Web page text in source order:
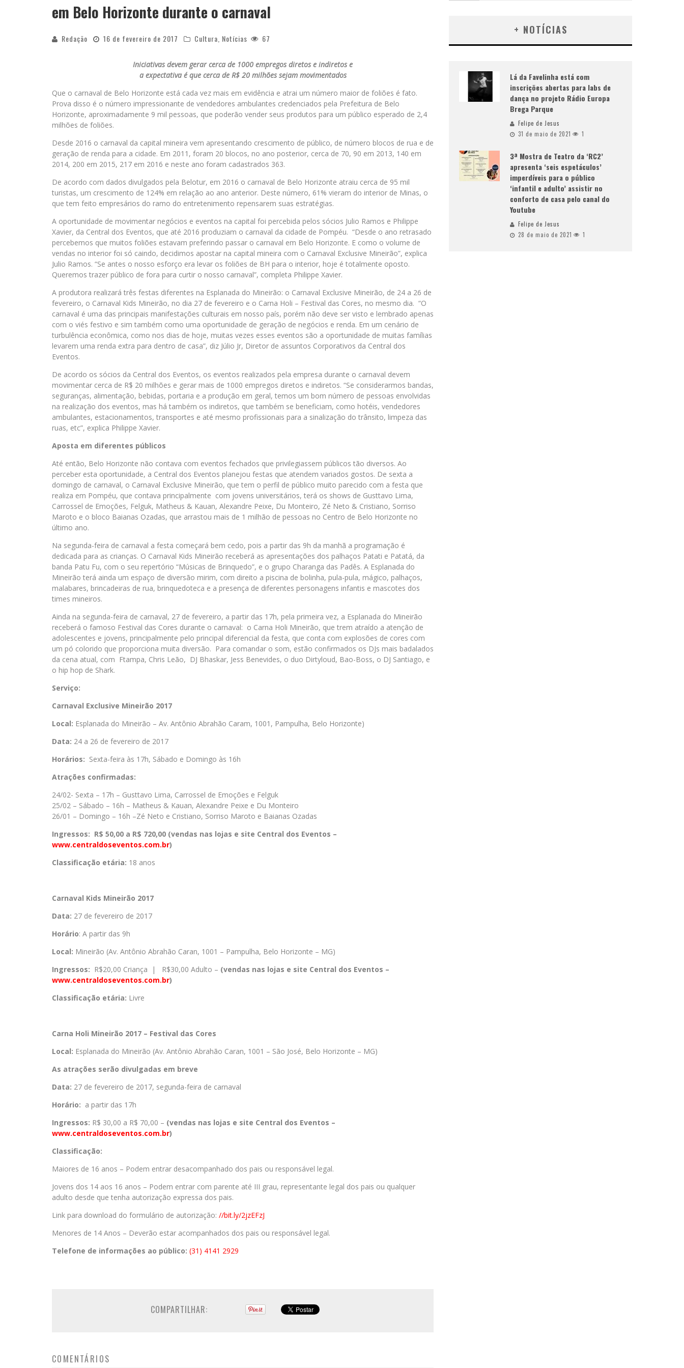
em Belo Horizonte durante o carnaval
Redação 16 de fevereiro de 2017 Cultura Notícias 67
Iniciativas devem gerar cerca de 1000 empregos diretos e indiretos e
a expectativa é que cerca de R$ 20 milhões sejam movimentados
Que o carnaval de Belo Horizonte está cada vez mais em evidência e atrai um número maior de foliões é fato.
Prova disso é o número impressionante de vendedores ambulantes credenciados pela Prefeitura de Belo
Horizonte, aproximadamente 9 mil pessoas, que poderão vender seus produtos para um público esperado de 2,4
milhões de foliões.
Desde 2016 o carnaval da capital mineira vem apresentando crescimento de público, de número blocos de rua e de
geração de renda para a cidade. Em 2011, foram 20 blocos, no ano posterior, cerca de 70, 90 em 2013, 140 em
2014, 200 em 2015, 217 em 2016 e neste ano foram cadastrados 363.
De acordo com dados divulgados pela Belotur, em 2016 o carnaval de Belo Horizonte atraiu cerca de 95 mil
turistas, um crescimento de 124% em relação ao ano anterior. Deste número, 61% vieram do interior de Minas, o
que tem feito empresários do ramo do entretenimento repensarem suas estratégias.
A oportunidade de movimentar negócios e eventos na capital foi percebida pelos sócios Julio Ramos e Philippe
Xavier, da Central dos Eventos, que até 2016 produziam o carnaval da cidade de Pompéu. “Desde o ano retrasado
percebemos que muitos foliões estavam preferindo passar o carnaval em Belo Horizonte. E como o volume de
vendas no interior foi só caindo, decidimos apostar na capital mineira com o Carnaval Exclusive Mineirão”, explica
Julio Ramos. “Se antes o nosso esforço era levar os foliões de BH para o interior, hoje é totalmente oposto.
Queremos trazer público de fora para curtir o nosso carnaval”, completa Philippe Xavier.
A produtora realizará três festas diferentes na Esplanada do Mineirão: o Carnaval Exclusive Mineirão, de 24 a 26 de
fevereiro, o Carnaval Kids Mineirão, no dia 27 de fevereiro e o Carna Holi – Festival das Cores, no mesmo dia. “O
carnaval é uma das principais manifestações culturais em nosso país, porém não deve ser visto e lembrado apenas
com o viés festivo e sim também como uma oportunidade de geração de negócios e renda. Em um cenário de
turbulência econômica, como nos dias de hoje, muitas vezes esses eventos são a oportunidade de muitas famílias
levarem uma renda extra para dentro de casa”, diz Júlio Jr, Diretor de assuntos Corporativos da Central dos
Eventos.
De acordo os sócios da Central dos Eventos, os eventos realizados pela empresa durante o carnaval devem
movimentar cerca de R$ 20 milhões e gerar mais de 1000 empregos diretos e indiretos. “Se considerarmos bandas,
seguranças, alimentação, bebidas, portaria e a produção em geral, temos um bom número de pessoas envolvidas
na realização dos eventos, mas há também os indiretos, que também se beneficiam, como hotéis, vendedores
ambulantes, estacionamentos, transportes e até mesmo profissionais para a sinalização do trânsito, limpeza das
ruas, etc”, explica Philippe Xavier.
Aposta em diferentes públicos
Até então, Belo Horizonte não contava com eventos fechados que privilegiassem públicos tão diversos. Ao
perceber esta oportunidade, a Central dos Eventos planejou festas que atendem variados gostos. De sexta a
domingo de carnaval, o Carnaval Exclusive Mineirão, que tem o perfil de público muito parecido com a festa que
realiza em Pompéu, que contava principalmente com jovens universitários, terá os shows de Gusttavo Lima,
Carrossel de Emoções, Felguk, Matheus & Kauan, Alexandre Peixe, Du Monteiro, Zé Neto & Cristiano, Sorriso
Maroto e o bloco Baianas Ozadas, que arrastou mais de 1 milhão de pessoas no Centro de Belo Horizonte no
último ano.
Na segunda-feira de carnaval a festa começará bem cedo, pois a partir das 9h da manhã a programação é
dedicada para as crianças. O Carnaval Kids Mineirão receberá as apresentações dos palhaços Patati e Patatá, da
banda Patu Fu, com o seu repertório “Músicas de Brinquedo”, e o grupo Charanga das Padês. A Esplanada do
Mineirão terá ainda um espaço de diversão mirim, com direito a piscina de bolinha, pula-pula, mágico, palhaços,
malabares, brincadeiras de rua, brinquedoteca e a presença de diferentes personagens infantis e mascotes dos
times mineiros.
Ainda na segunda-feira de carnaval, 27 de fevereiro, a partir das 17h, pela primeira vez, a Esplanada do Mineirão
receberá o famoso Festival das Cores durante o carnaval: o Carna Holi Mineirão, que trem atraído a atenção de
adolescentes e jovens, principalmente pelo principal diferencial da festa, que conta com explosões de cores com
um pó colorido que proporciona muita diversão. Para comandar o som, estão confirmados os DJs mais badalados
da cena atual, com Ftampa, Chris Leão, DJ Bhaskar, Jess Benevides, o duo Dirtyloud, Bao-Boss, o DJ Santiago, e
o hip hop de Shark.
Serviço:
Carnaval Exclusive Mineirão 2017
Local: Esplanada do Mineirão – Av. Antônio Abrahão Caram, 1001, Pampulha, Belo Horizonte)
Data: 24 a 26 de fevereiro de 2017
Horários: Sexta-feira às 17h, Sábado e Domingo às 16h
Atrações confirmadas:
24/02- Sexta – 17h – Gusttavo Lima, Carrossel de Emoções e Felguk
25/02 – Sábado – 16h – Matheus & Kauan, Alexandre Peixe e Du Monteiro
26/01 – Domingo – 16h –Zé Neto e Cristiano, Sorriso Maroto e Baianas Ozadas
Ingressos: R$ 50,00 a R$ 720,00 (vendas nas lojas e site Central dos Eventos –
www.centraldoseventos.com.br)
Classificação etária: 18 anos
Carnaval Kids Mineirão 2017
Data: 27 de fevereiro de 2017
Horário: A partir das 9h
Local: Mineirão (Av. Antônio Abrahão Caran, 1001 – Pampulha, Belo Horizonte – MG)
Ingressos: R$20,00 Criança | R$30,00 Adulto – (vendas nas lojas e site Central dos Eventos –
www.centraldoseventos.com.br)
Classificação etária: Livre
Carna Holi Mineirão 2017 – Festival das Cores
Local: Esplanada do Mineirão (Av. Antônio Abrahão Caran, 1001 – São José, Belo Horizonte – MG)
As atrações serão divulgadas em breve
Data: 27 de fevereiro de 2017, segunda-feira de carnaval
Horário: a partir das 17h
Ingressos: R$ 30,00 a R$ 70,00 – (vendas nas lojas e site Central dos Eventos –
www.centraldoseventos.com.br)
Classificação:
Maiores de 16 anos – Podem entrar desacompanhado dos pais ou responsável legal.
Jovens dos 14 aos 16 anos – Podem entrar com parente até III grau, representante legal dos pais ou qualquer
adulto desde que tenha autorização expressa dos pais.
Link para download do formulário de autorização: //bit.ly/2jzEFzJ
Menores de 14 Anos – Deverão estar acompanhados dos pais ou responsável legal.
Telefone de informações ao público: (31) 4141 2929
COMPARTILHAR:
COMENTÁRIOS
+ NOTÍCIAS
Lá da Favelinha está com
inscrições abertas para labs de
dança no projeto Rádio Europa
Brega Parque
Felipe de Jesus
31 de maio de 2021
1
3ª Mostra de Teatro da ‘RC2’
apresenta ‘seis espetáculos’
imperdíveis para o público
‘infantil e adulto’ assistir no
conforto de casa pelo canal do
Youtube
Felipe de Jesus
28 de maio de 2021
1